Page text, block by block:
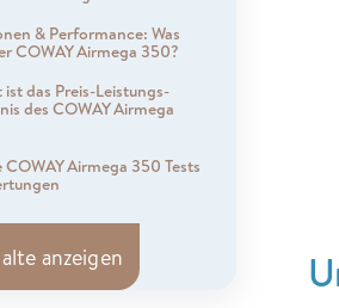
& Performance: Was
COWAY Airmega 350?
ist das Preis-Leistungs-
des COWAY Airmega
COWAY Airmega 350 Tests
anzeigen